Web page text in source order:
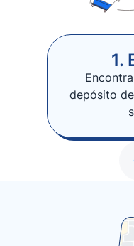
1.
depósito